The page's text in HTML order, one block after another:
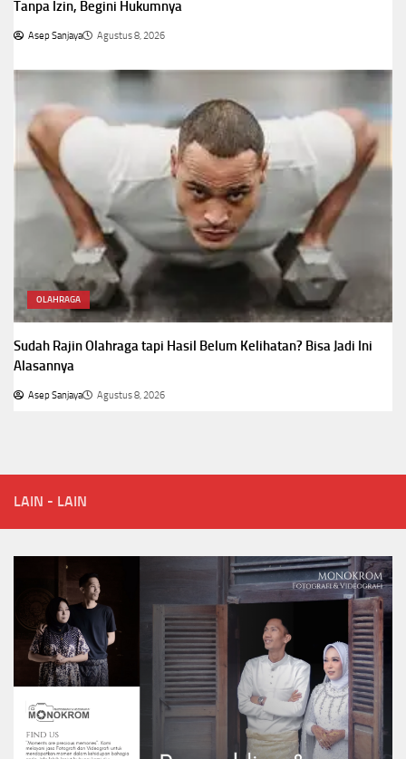
Tanpa Izin, Begini Hukumnya
Asep Sanjaya Agustus 8, 2026
OLAHRAGA
Sudah Rajin Olahraga tapi Hasil Belum Kelihatan? Bisa Jadi Ini
Alasannya
Asep Sanjaya Agustus 8, 2026
LAIN - LAIN